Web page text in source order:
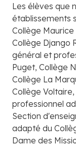
Les élèves que
établissements
Collège Maurice
Collège Django
général et
Puget, Collège
Collège La
Collège
professionnel
Section
adapté du
Dame des